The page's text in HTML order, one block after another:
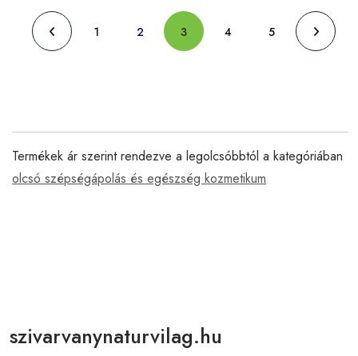
1 2 3 4 5
Termékek ár szerint rendezve a legolcsóbbtól a kategóriában
olcsó szépségápolás és egészség kozmetikum
szivarvanynaturvilag.hu